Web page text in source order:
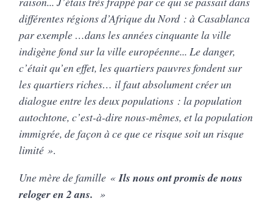
différentes régions d’Afrique du Nord : à Casablanca
par exemple …dans les années cinquante la ville
indigène fond sur la ville européenne... Le danger,
c’était qu’en effet, les quartiers pauvres fondent sur
les quartiers riches… il faut absolument créer un
dialogue entre les deux populations : la population
autochtone, c’est-à-dire nous-mêmes, et la population
immigrée, de façon à ce que ce risque soit un risque
limité ».
Une mère de famille «Ils nous ont promis de nous
reloger en 2 ans. »